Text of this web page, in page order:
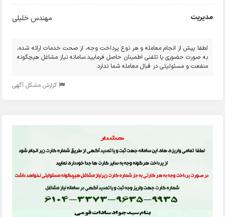
مدیریت مهندس خلیلی
لطفا پیش از انجام معامله و هر نوع پرداخت وجه، از صحت خدمات ارائه شده،
به صورت حضوری یا تلفنی اطمینان حاصل فرمایید.سامانه نیاز مشاغل هیچگونه
منفعت و مسئولیتی در قبال معامله شما ندارد.
گزارش مشکل آگهی